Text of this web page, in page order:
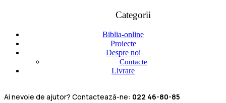
Categorii
Biblia-online
Proiecte
Despre noi
Contacte
Livrare
Ai nevoie de ajutor? Contactează-ne: 022 46-80-85